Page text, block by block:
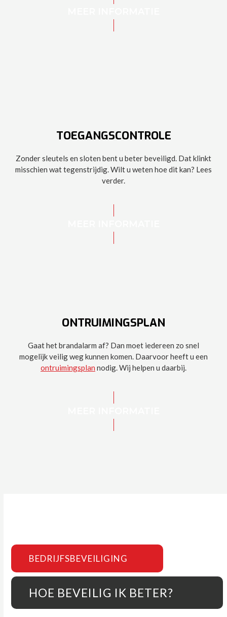
TOEGANGSCONTROLE
Zonder sleutels en sloten bent u beter beveiligd. Dat klinkt
misschien wat tegenstrijdig. Wilt u weten hoe dit kan? Lees
verder.
ONTRUIMINGSPLAN
Gaat het brandalarm af? Dan moet iedereen zo snel
mogelijk veilig weg kunnen komen. Daarvoor heeft u een
ontruimingsplan nodig. Wij helpen u daarbij.
BEDRIJFSBEVEILIGING
HOE BEVEILIG IK BETER?